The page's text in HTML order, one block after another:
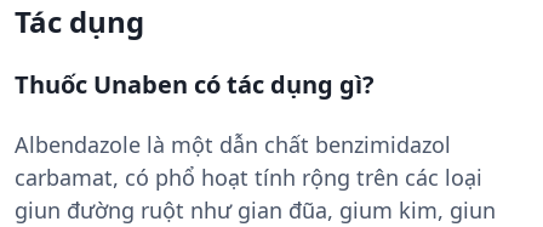
Tác dụng
Thuốc Unaben có tác dụng gì?
Albendazole là một dẫn chất benzimidazol
carbamat, có phổ hoạt tính rộng trên các loại
giun đường ruột như gian đũa, gium kim, giun